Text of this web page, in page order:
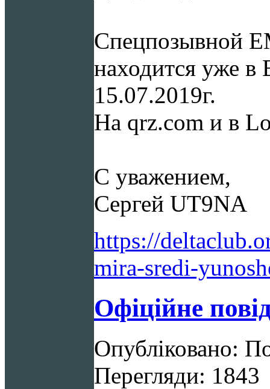
Спецпозывной
находится уже
15.07.2019г.
На qrz.com и в
С уважением,
Сергей UT9NA
https://
mira-sredi-
Офіційне
Опубліковано:
Перегляди: 1843